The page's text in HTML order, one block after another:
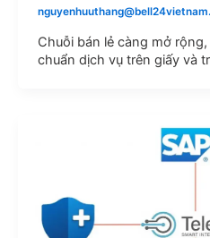
Chuỗi bán lẻ càng mở
chuẩn dịch vụ trên giấy và